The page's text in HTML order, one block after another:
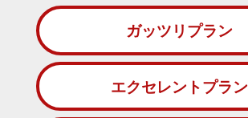
ガッツリプラン
エクセレントプラン